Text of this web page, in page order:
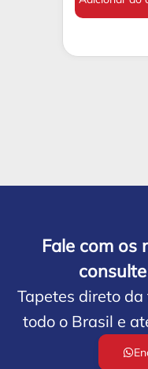
Fale com os
Tapetes direto
todo o Brasil e